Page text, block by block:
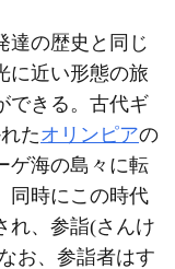
達の歴史と同じ
に近い形態の旅
できる。古代ギ
たオリンピアの
ゲ海の島々に転
同時にこの時代
れ、参詣(さんけ
お、参詣者はす